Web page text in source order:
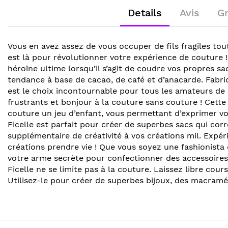
Details
Vous en avez assez de vous occuper de fils fragiles
est là pour révolutionner votre expérience de
héroïne ultime lorsqu’il s’agit de coudre vos propres
tendance à base de cacao, de café et d’anacarde.
est le choix incontournable pour tous les amateurs
frustrants et bonjour à la couture sans couture !
couture un jeu d’enfant, vous permettant d’exprimer
Ficelle est parfait pour créer de superbes sacs qui
supplémentaire de créativité à vos créations mil.
créations prendre vie ! Que vous soyez une
votre arme secrète pour confectionner des
Ficelle ne se limite pas à la couture. Laissez libre
Utilisez-le pour créer de superbes bijoux, des
Avis